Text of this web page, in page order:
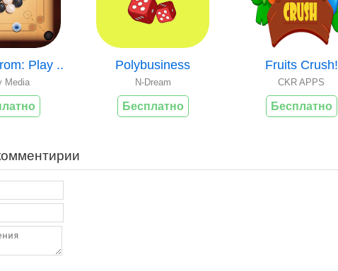
Play ..
Media
Polybusiness
N-Dream
Бесплатно
Fruits Crush!
CKR APPS
Бесплатно